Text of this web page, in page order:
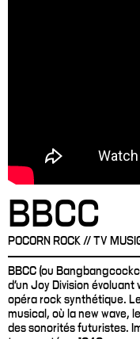
BBCC
POCORN ROCK // TV
BBCC (ou
d’un Joy Division évoluant
opéra rock synthétique.
musical, où la new wave,
des sonorités futuristes.